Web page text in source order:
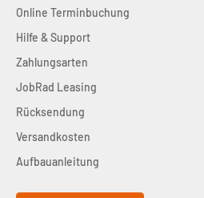
Online Terminbuchung
Hilfe & Support
Zahlungsarten
JobRad Leasing
Rücksendung
Versandkosten
Aufbauanleitung